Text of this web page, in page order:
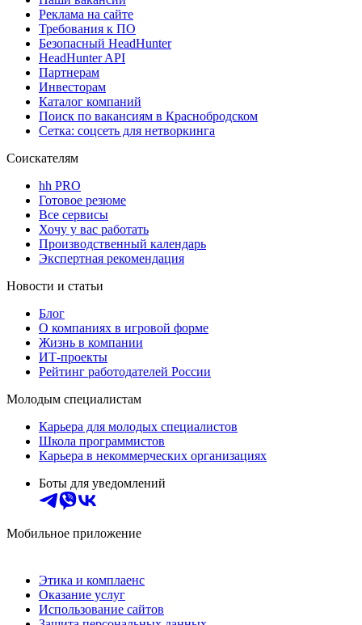
Реклама на сайте
Требования к ПО
Безопасный HeadHunter
HeadHunter API
Партнерам
Инвесторам
Каталог компаний
Поиск по вакансиям в Краснобродском
Сетка: соцсеть для нетворкинга
Соискателям
hh PRO
Готовое резюме
Все сервисы
Хочу у вас работать
Производственный календарь
Экспертная рекомендация
Новости и статьи
Блог
О компаниях в игровой форме
Жизнь в компании
ИТ-проекты
Рейтинг работодателей России
Молодым специалистам
Карьера для молодых специалистов
Школа программистов
Карьера в некоммерческих организациях
Боты для уведомлений
Мобильное приложение
Этика и комплаенс
Оказание услуг
Использование сайтов